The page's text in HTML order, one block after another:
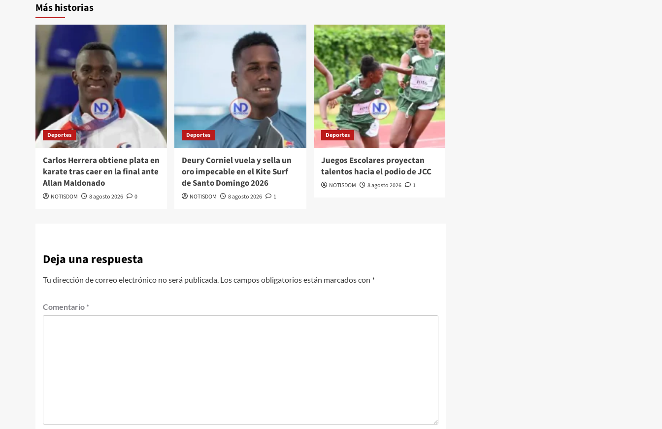
Más historias
Deportes
Carlos Herrera obtiene plata en
karate tras caer en la final ante
Allan Maldonado
NOTISDOM 8 agosto 2026 0
Deportes
Deury Corniel vuela y sella un
oro impecable en el Kite Surf
de Santo Domingo 2026
NOTISDOM 8 agosto 2026 1
Deportes
Juegos Escolares proyectan
talentos hacia el podio de JCC
NOTISDOM 8 agosto 2026 1
Deja una respuesta
Tu dirección de correo electrónico no será publicada. Los campos obligatorios están marcados con *
Comentario *